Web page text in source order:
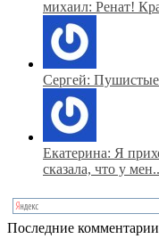
михаил: Ренат!
Сергей: Пушистые
Екатерина: Я
сказала, что у
Последние комментарии